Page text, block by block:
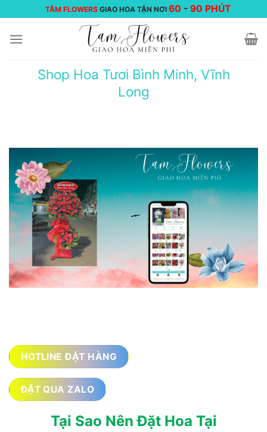
đến
nội
TÂM FLOWERS GIAO HOA TẬN NƠI 60 -90 PHÚT
Shop Hoa Tươi Bình Minh, Vĩnh
Long
HOTLINE ĐẶT HÀNG
ĐẶT QUA ZALO
Tại Sao Nên Đặt Hoa Tại